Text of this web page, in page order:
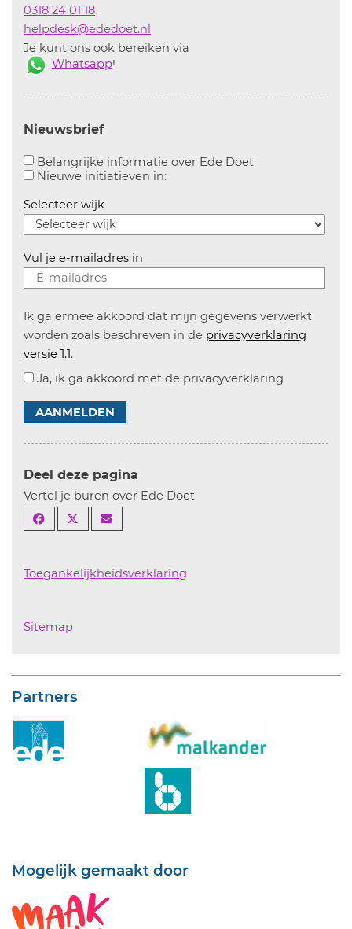
0318 24 01 18
helpdesk@ededoet.nl
Je kunt ons ook bereiken via
Whatsapp!
Nieuwsbrief
Belangrijke informatie over Ede Doet
Nieuwe initiatieven in:Aanvinken om informatie over
Selecteer wijk
Vul je e-mailadres in
Ik ga ermee akkoord dat mijn gegevens verwerkt
worden zoals beschreven in de privacyverklaring
versie 1.1.
Ja, ik ga akkoord met de privacyverklaring
AANMELDEN
Deel deze pagina
Vertel je buren over Ede Doet
Toegankelijkheidsverklaring
Sitemap
Partners
Mogelijk gemaakt door